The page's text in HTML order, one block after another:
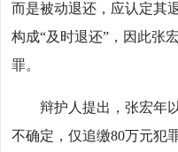
而是被动退还，应认定其
构成“及时退还”，因此张
罪。
辩护人提出，张宏年以
不确定，仅追缴80万元犯